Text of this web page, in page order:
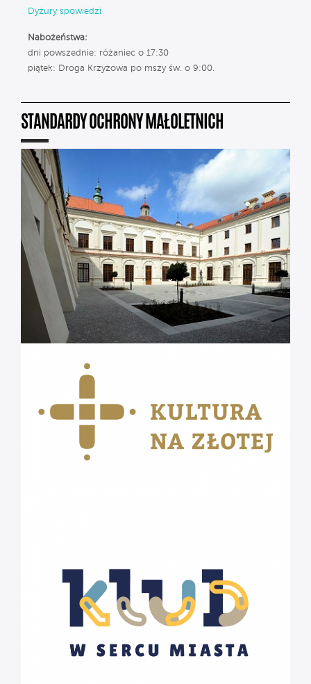
Dyżury spowiedzi
Nabożeństwa:
dni powszednie: różaniec o 17:30
piątek: Droga Krzyżowa po mszy św. o 9:00.
STANDARDY OCHRONY MAŁOLETNICH